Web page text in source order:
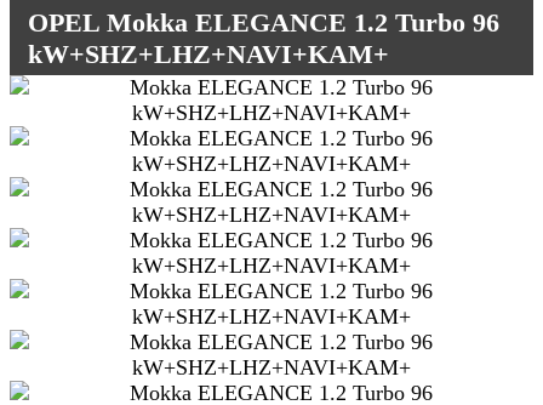
OPEL Mokka ELEGANCE 1.2 Turbo 96
kW+SHZ+LHZ+NAVI+KAM+